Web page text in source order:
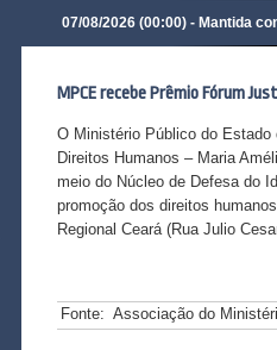
07/08/2026 (00:00) - Mantida
MPCE recebe Prêmio Fórum
O Ministério Público do
Direitos Humanos – Maria
meio do Núcleo de Defesa do
promoção dos direitos
Regional Ceará (Rua Julio
Fonte: Associação do